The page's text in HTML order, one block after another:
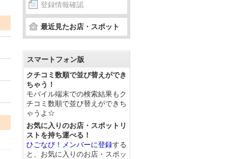
登録情報確認
最近見たお店・スポット
スマートフォン版
クチコミ数順で並び替えができ
ちゃう！
モバイル端末での検索結果もク
チコミ数順で並び替えができち
ゃうよ☆
お気に入りのお店・スポットリ
ストを持ち運べる！
ひごなび！メンバーに登録する
と、お気に入りのお店・スポッ